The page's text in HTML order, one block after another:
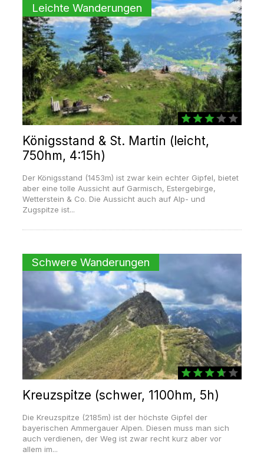
Leichte Wanderungen
Königsstand & St. Martin (leicht,
750hm, 4:15h)
Der Königsstand (1453m) ist zwar kein echter Gipfel, bietet
aber eine tolle Aussicht auf Garmisch, Estergebirge,
Wetterstein & Co. Die Aussicht auch auf Alp- und
Zugspitze ist...
Schwere Wanderungen
Kreuzspitze (schwer, 1100hm, 5h)
Die Kreuzspitze (2185m) ist der höchste Gipfel der
bayerischen Ammergauer Alpen. Diesen muss man sich
auch verdienen, der Weg ist zwar recht kurz aber vor
allem im...